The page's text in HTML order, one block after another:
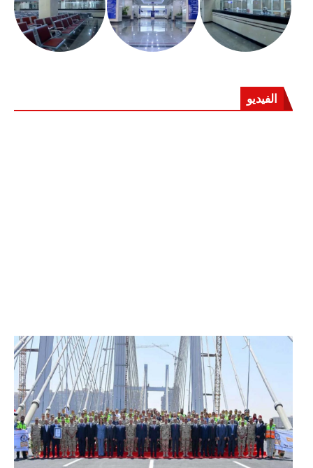
الفيديو
الرئيس عبد الفتاح السيسي يفتتح محور روض الفرج
وكوبري تحيا مصر